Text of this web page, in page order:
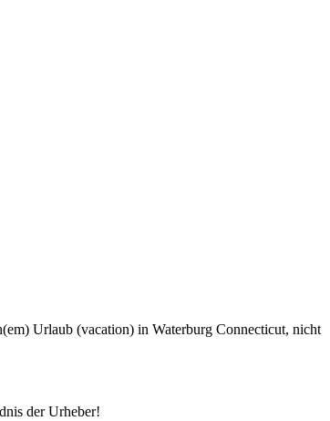
Urlaub (vacation) in Waterburg Connecticut, nicht
der Urheber!